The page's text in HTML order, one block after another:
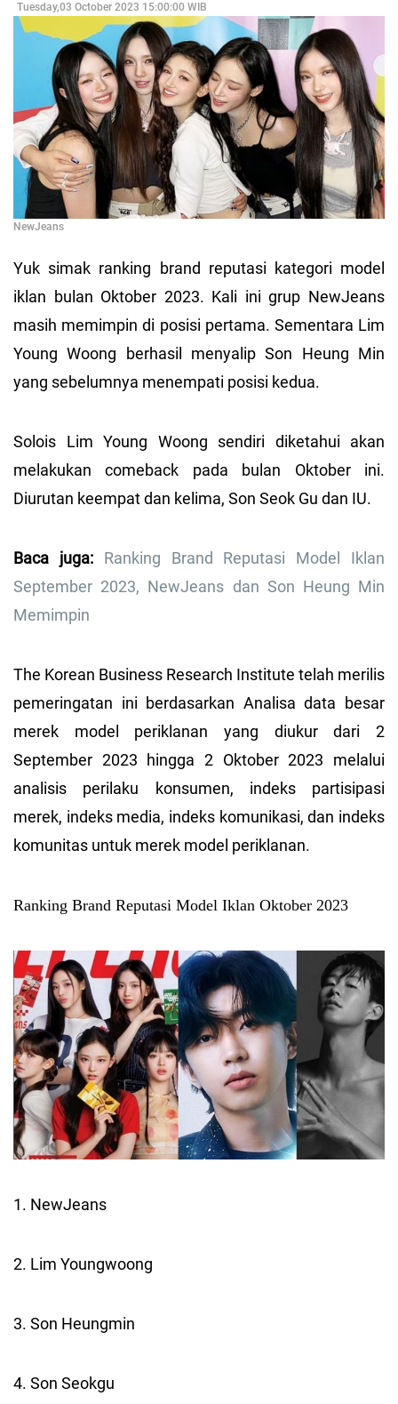
Tuesday,03 October 2023 15:00:00 WIB
NewJeans
Yuk simak ranking brand reputasi kategori model
iklan bulan Oktober 2023. Kali ini grup NewJeans
masih memimpin di posisi pertama. Sementara Lim
Young Woong berhasil menyalip Son Heung Min
yang sebelumnya menempati posisi kedua.
Solois Lim Young Woong sendiri diketahui akan
melakukan comeback pada bulan Oktober ini.
Diurutan keempat dan kelima, Son Seok Gu dan IU.
Baca juga: Ranking Brand Reputasi Model Iklan
September 2023, NewJeans dan Son Heung Min
Memimpin
The Korean Business Research Institute telah merilis
pemeringatan ini berdasarkan Analisa data besar
merek model periklanan yang diukur dari 2
September 2023 hingga 2 Oktober 2023 melalui
analisis perilaku konsumen, indeks partisipasi
merek, indeks media, indeks komunikasi, dan indeks
komunitas untuk merek model periklanan.
Ranking Brand Reputasi Model Iklan Oktober 2023
1. NewJeans
2. Lim Youngwoong
3. Son Heungmin
4. Son Seokgu